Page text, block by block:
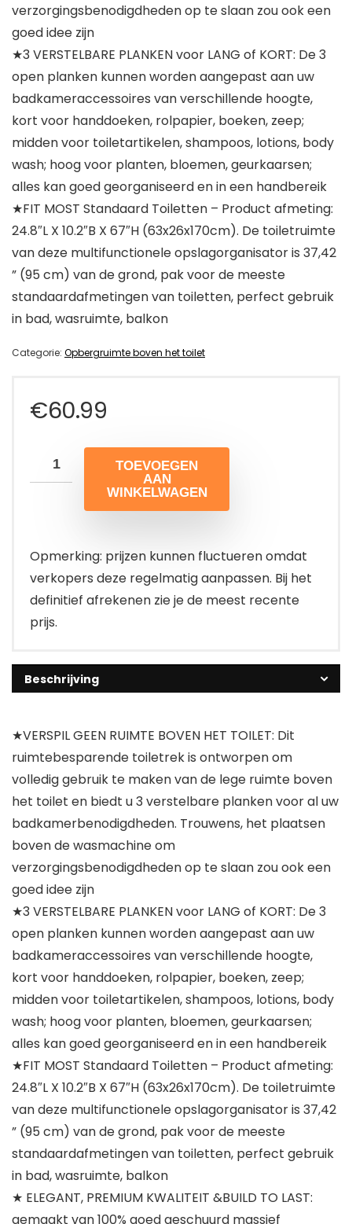
verzorgingsbenodigdheden op te slaan zou ook een
goed idee zijn
★3 VERSTELBARE PLANKEN voor LANG of KORT: De 3
open planken kunnen worden aangepast aan uw
badkameraccessoires van verschillende hoogte,
kort voor handdoeken, rolpapier, boeken, zeep;
midden voor toiletartikelen, shampoos, lotions, body
wash; hoog voor planten, bloemen, geurkaarsen;
alles kan goed georganiseerd en in een handbereik
★FIT MOST Standaard Toiletten – Product afmeting:
24.8″L X 10.2″B X 67″H (63x26x170cm). De toiletruimte
van deze multifunctionele opslagorganisator is 37,42
” (95 cm) van de grond, pak voor de meeste
standaardafmetingen van toiletten, perfect gebruik
in bad, wasruimte, balkon
Categorie: Opbergruimte boven het toilet
€60.99
TOEVOEGEN
AAN
WINKELWAGEN
Opmerking: prijzen kunnen fluctueren omdat
verkopers deze regelmatig aanpassen. Bij het
definitief afrekenen zie je de meest recente
prijs.
Beschrijving
★VERSPIL GEEN RUIMTE BOVEN HET TOILET: Dit
ruimtebesparende toiletrek is ontworpen om
volledig gebruik te maken van de lege ruimte boven
het toilet en biedt u 3 verstelbare planken voor al uw
badkamerbenodigdheden. Trouwens, het plaatsen
boven de wasmachine om
verzorgingsbenodigdheden op te slaan zou ook een
goed idee zijn
★3 VERSTELBARE PLANKEN voor LANG of KORT: De 3
open planken kunnen worden aangepast aan uw
badkameraccessoires van verschillende hoogte,
kort voor handdoeken, rolpapier, boeken, zeep;
midden voor toiletartikelen, shampoos, lotions, body
wash; hoog voor planten, bloemen, geurkaarsen;
alles kan goed georganiseerd en in een handbereik
★FIT MOST Standaard Toiletten – Product afmeting:
24.8″L X 10.2″B X 67″H (63x26x170cm). De toiletruimte
van deze multifunctionele opslagorganisator is 37,42
” (95 cm) van de grond, pak voor de meeste
standaardafmetingen van toiletten, perfect gebruik
in bad, wasruimte, balkon
★ ELEGANT, PREMIUM KWALITEIT &BUILD TO LAST:
gemaakt van 100% goed geschuurd massief